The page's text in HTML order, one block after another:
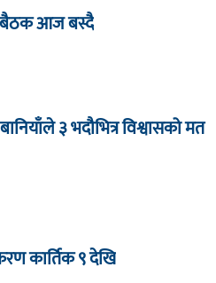
बैठक आज बस्दै
३ भदौभित्र विश्वासको मत
कार्तिक ९ देखि